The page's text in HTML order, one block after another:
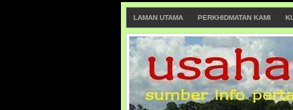
LAMAN UTAMA PERKHIDMATAN KAMI